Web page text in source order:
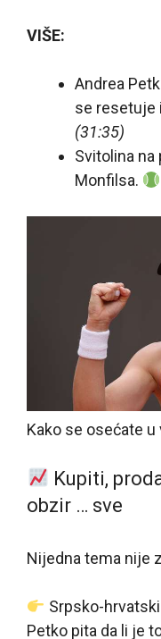
VIŠE:
Andrea
se resetuje
(31:35)
Svitolina
Monfilsa.
Kako se osećate
Kupiti,
obzir … sve
Nijedna tema nije
Srpsko-hrvatski
Petko pita da li je